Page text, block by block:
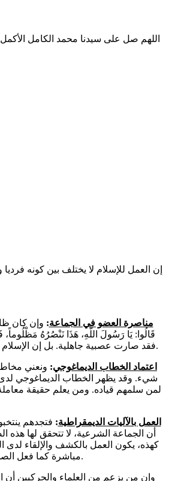
اللهم صل على سيدنا محمد الكامل
مناصرة العضو في الجماعة: وإن كان
قَالُوا: يَا رَسُولَ اللَّهِ، هَذَا نَنْصُرُهُ
فقد صارت عصبية جاهلية. بل إن الإسلام لا يعتبر حتى نسبة الإسلام، في الحق. ومن هنا كان غير المسلمين أكثر أمانا على أنفسهم تحت حكم إسلامي، منهم تحت حكمٍ يشاركهم معتقدهم.
اعتماد الخطاب الديماغوجي: ونعني
شيء. وقد يظهر الخطاب الديماغوجي لدى
لمن سلمهم قياده. ومن يعلم حقيقة معاملة
العمل بالآليات الديمقراطية: فتجدهم
أن الجماعة الشرعية، لا تتحقق لها هذه
كهذه، يكون العمل بالكشف والإلقاء لدى
مباشرة كما فعل الصديق رضي الله عنه، وإما بطريقة غير مباشرة كما فعل الفاروق رضي الله عنه. كل ذلك كان عن كشف محقق، لا يقبل المراء.